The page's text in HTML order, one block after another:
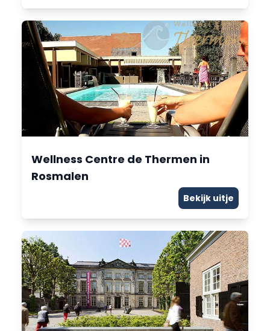
Wellness Centre de Thermen in
Rosmalen
Bekijk uitje